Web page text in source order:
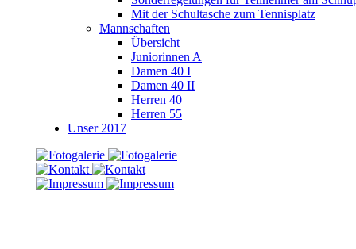
Mit der Schultasche zum Tennisplatz
Mannschaften
Übersicht
Juniorinnen A
Damen 40 I
Damen 40 II
Herren 40
Herren 55
Unser 2017